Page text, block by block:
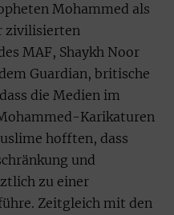
Mohammed als
zivilisierten
MAF, Shaykh Noor
Guardian, britische
die Medien im
Karikaturen
hofften, dass
und
zu einer
Zeitgleich mit den